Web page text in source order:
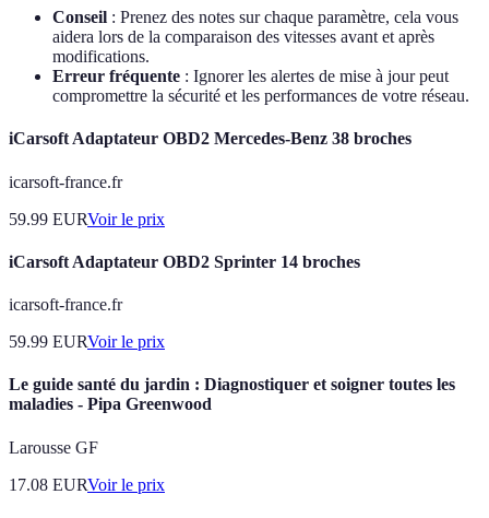
Conseil : Prenez des notes sur chaque paramètre, cela vous
aidera lors de la comparaison des vitesses avant et après
modifications.
Erreur fréquente : Ignorer les alertes de mise à jour peut
compromettre la sécurité et les performances de votre réseau.
iCarsoft Adaptateur OBD2 Mercedes-Benz 38 broches
icarsoft-france.fr
59.99 EURVoir le prix
iCarsoft Adaptateur OBD2 Sprinter 14 broches
icarsoft-france.fr
59.99 EURVoir le prix
Le guide santé du jardin : Diagnostiquer et soigner toutes les
maladies - Pipa Greenwood
Larousse GF
17.08 EURVoir le prix